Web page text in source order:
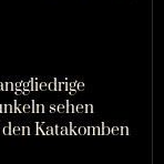
sehen
Katakomben